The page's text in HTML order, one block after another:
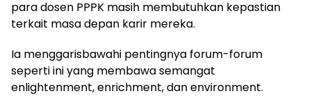
para dosen PPPK masih membutuhkan kepastian
terkait masa depan karir mereka.
Ia menggarisbawahi pentingnya forum-forum
seperti ini yang membawa semangat
enlightenment, enrichment, dan environment.